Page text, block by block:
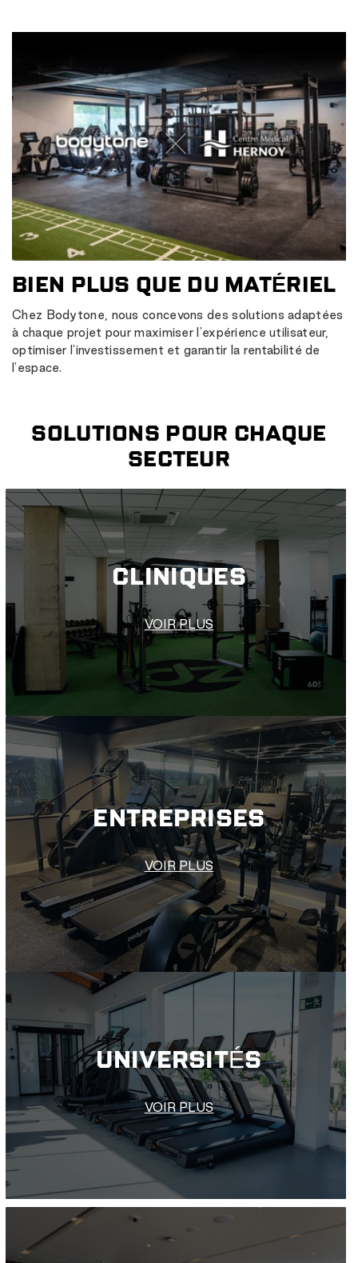
BIEN PLUS QUE DU MATÉRIEL
Chez Bodytone, nous concevons des solutions adaptées
à chaque projet pour maximiser l'expérience utilisateur,
optimiser l'investissement et garantir la rentabilité de
l'espace.
SOLUTIONS POUR CHAQUE
SECTEUR
CLINIQUES
VOIR PLUS
ENTREPRISES
VOIR PLUS
UNIVERSITÉS
VOIR PLUS